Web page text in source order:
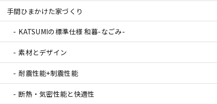
手間ひまかけた家づくり
KATSUMIの標準仕様 和暮-なごみ-
素材とデザイン
耐震性能+制震性能
断熱・気密性能と快適性